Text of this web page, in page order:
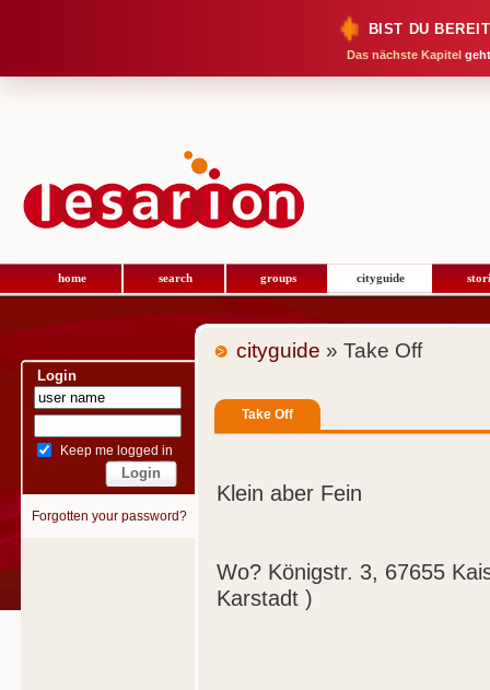
BIST DU
Das nächste Kapitel
home search groups cityguide
Login
Keep me logged in
Forgotten your password?
cityguide » Take Off
Take Off
Klein aber Fein
Wo? Königstr. 3, 67655
Karstadt )